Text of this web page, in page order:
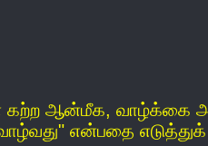
கற்ற ஆன்மீக, வாழ்க்கை
என்பதை